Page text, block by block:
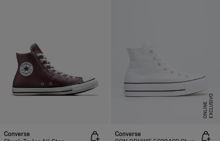
Converse
E
X
C
L
U
SI
V
O
O
N
L
I
N
E
Converse